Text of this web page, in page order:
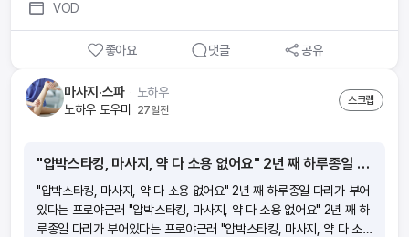
VOD
좋아요 댓글 공유
마사지·스파 ᆞ 노하우
노하우 도우미
27일전
스크랩
"압박스타킹, 마사지, 약 다 소용 없어요" 2년 째 하루종일 다리가 부어있다는 프로야근러
"압박스타킹, 마사지, 약 다 소용 없어요" 2년 째 하루종일 다리가 부어
있다는 프로야근러 "압박스타킹, 마사지, 약 다 소용 없어요" 2년 째 하
루종일 다리가 부어있다는 프로야근러 "압박스타킹, 마사지, 약 다 소